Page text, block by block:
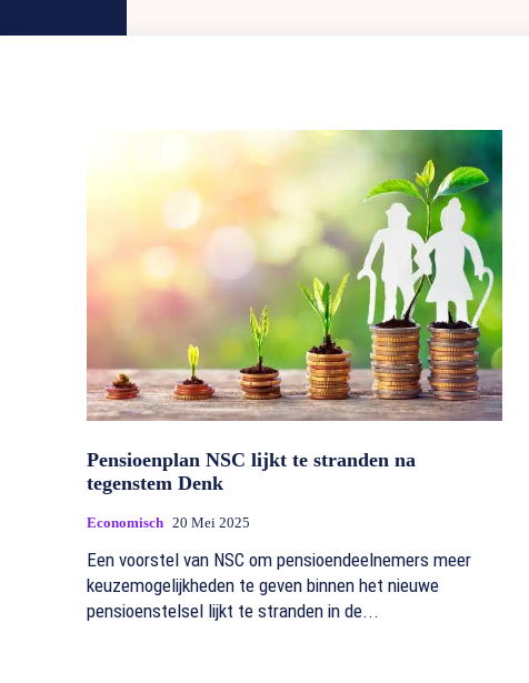
Pensioenplan NSC lijkt te stranden na
tegenstem Denk
Economisch 20 Mei 2025
Een voorstel van NSC om pensioendeelnemers meer
keuzemogelijkheden te geven binnen het nieuwe
pensioenstelsel lijkt te stranden in de...